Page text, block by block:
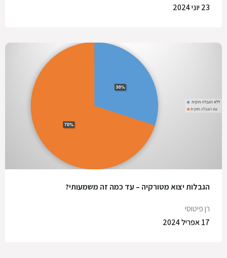
23 יוני 2024
הגבלות יצוא מטורקיה – עד כמה זה משמעותי?
רן פיטוסי
17 אפריל 2024